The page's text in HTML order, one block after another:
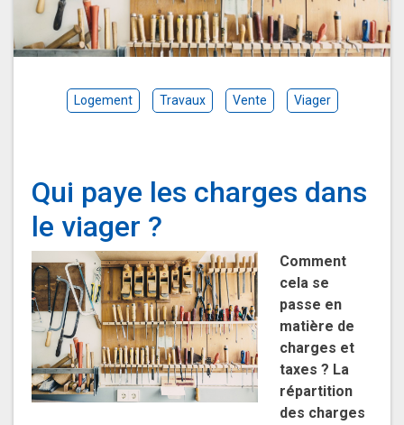
Logement Travaux Vente Viager
Qui paye les charges dans
le viager ?
Comment
cela se
passe en
matière de
charges et
taxes ? La
répartition
des charges